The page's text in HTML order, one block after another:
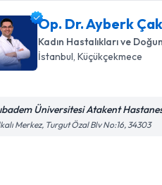
Op. Dr. Ayberk
Kadın Hastalıkları ve
İstanbul, Küçükçekmece
Üniversitesi Atakent
Merkez, Turgut Özal Blv No:16, 34303